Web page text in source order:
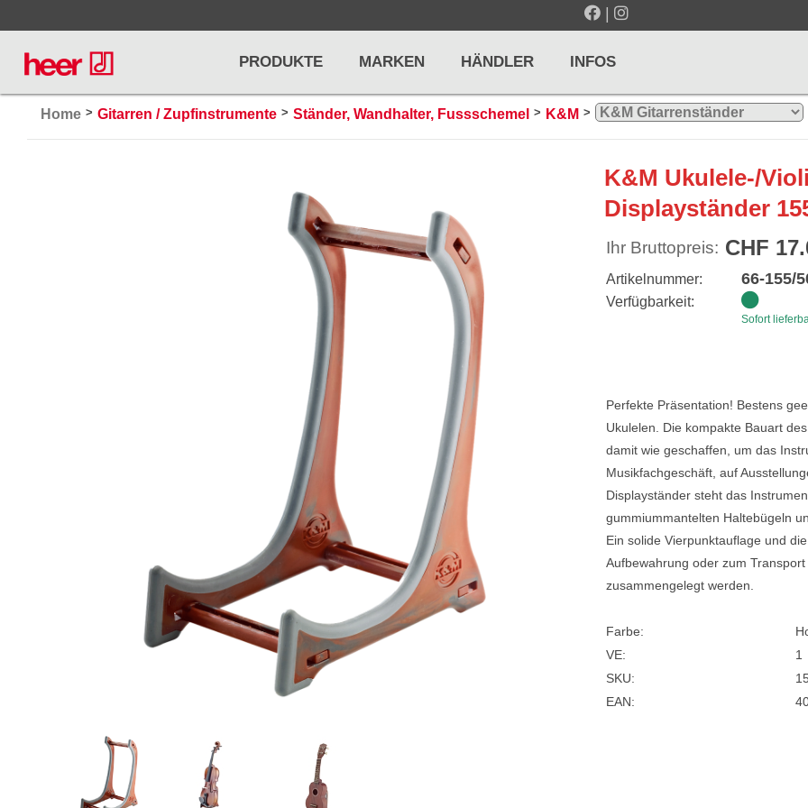
|
PRODUKTE
Metronome und Taktelle
Stimmgabeln und Stimmgeräte
... mehr
Klassikgitarren
... mehr
DRUMS & PERCUSSION
Schlagzeuge
Snaredrums
Roto Toms
... mehr
HOLZBLASINSTRUMENTE
Blockflöten
Piccoloflöte
Querflöten
... mehr
STREICHINSTRUMENTE
Violen, Gamben
MARKEN HÄNDLER INFOS
Home > Gitarren / Zupfinstrumente > Ständer, Wandhalter, Fussschemel > K&M >
K&M Ukulele-/
Displayständer
Ihr Bruttopreis: CHF
Artikelnummer: 66-155/
Verfügbarkeit:
Sofort
Perfekte Präsentation! Bestens
Ukulelen. Die kompakte Bauart
damit wie geschaffen, um das
Musikfachgeschäft, auf
Displayständer steht das
gummiummantelten Haltebügeln
Ein solide Vierpunktauflage und
Aufbewahrung oder zum
zusammengelegt werden.
Farbe:
VE:
1
SKU:
EAN: